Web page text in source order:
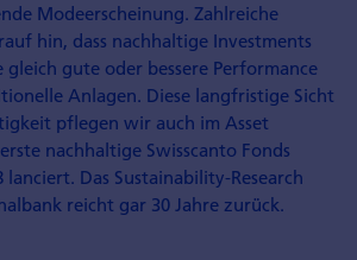
Modeerscheinung. Zahlreiche
hin, dass nachhaltige Investments
gleich gute oder bessere Performance
Anlagen. Diese langfristige Sicht
pflegen wir auch im Asset
nachhaltige Swisscanto Fonds
Das Sustainability-Research
reicht gar 30 Jahre zurück.